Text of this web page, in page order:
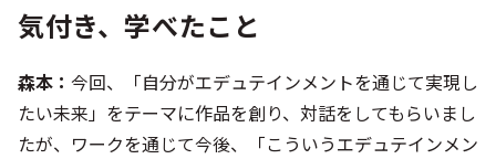
気付き、学べたこと
森本： 今回、「自分がエデュテインメントを通じて実現し
たい未来」をテーマに作品を創り、対話をしてもらいまし
たが、ワークを通じて今後、「こういうエデュテインメン